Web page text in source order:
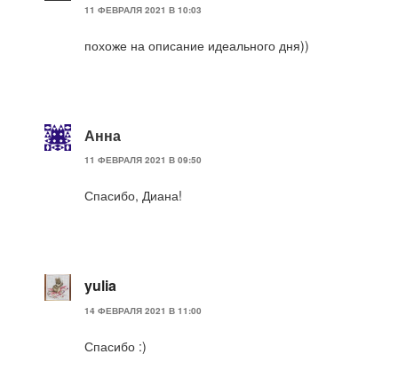
11 ФЕВРАЛЯ 2021 В 10:03
похоже на описание идеального дня))
Анна
11 ФЕВРАЛЯ 2021 В 09:50
Спасибо, Диана!
yulia
14 ФЕВРАЛЯ 2021 В 11:00
Спасибо :)